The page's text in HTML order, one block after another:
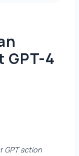
GPT-4
GPT action